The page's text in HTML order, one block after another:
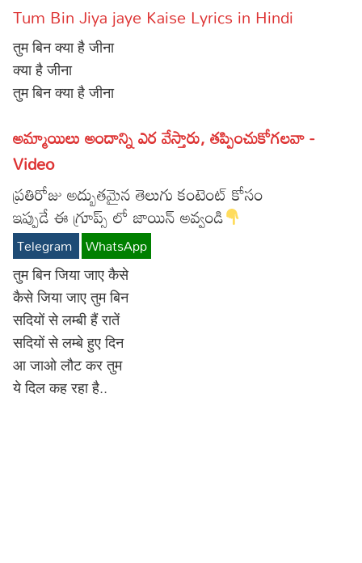
Articles
Facts
Devotional
Christianity
Hinduism
Hindi
Lyrics in Hindi – Devotional Songs
Lyrics in Hindi – Movie Songs
Tamil
Lyrics in Tamil – Devotional Songs
Lyrics in Tamil – Movie Songs
Kannada
Lyrics in Kannada – Movie Songs
Tum Bin Jiya jaye Kaise Lyrics in Hindi
तुम बिन क्या है जीना
क्या है जीना
तुम बिन क्या है जीना
అమ్మాయిలు అందాన్ని ఎర వేస్తారు, తప్పించుకోగలవా -
Video
ప్రతిరోజు అద్బుతమైన తెలుగు కంటెంట్ కోసం
ఇప్పుడే ఈ గ్రూప్స్ లో జాయిన్ అవ్వండి
Telegram WhatsApp
तुम बिन जिया जाए कैसे
कैसे जिया जाए तुम बिन
सदियों से लम्बी हैं रातें
सदियों से लम्बे हुए दिन
आ जाओ लौट कर तुम
ये दिल कह रहा है..